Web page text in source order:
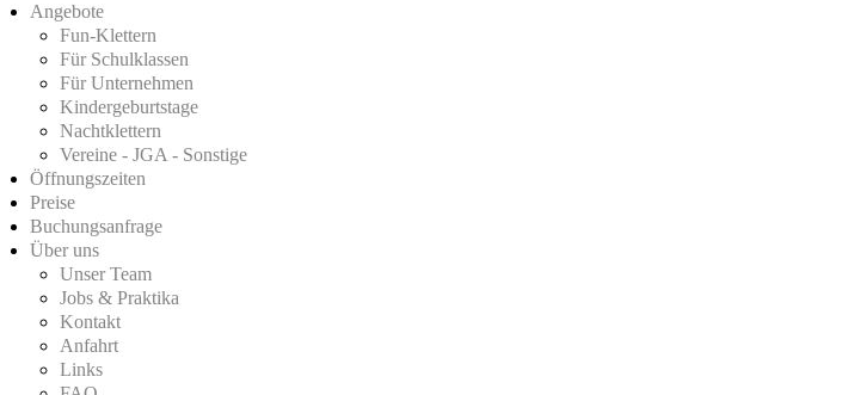
Angebote
Fun-Klettern
Für Schulklassen
Für Unternehmen
Kindergeburtstage
Nachtklettern
Vereine - JGA - Sonstige
Öffnungszeiten
Preise
Buchungsanfrage
Über uns
Unser Team
Jobs & Praktika
Kontakt
Anfahrt
Links